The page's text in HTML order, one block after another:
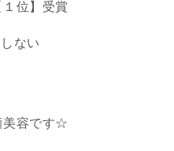
位】受賞
ない
美容です☆